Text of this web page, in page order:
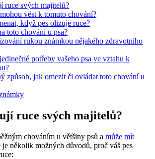
ruce svých majitelů?
vést k tomuto ⁢chování?
⁣když pes olizuje ruce?
⁣toto chování u​ psa?
rukou ⁤známkou nějakého zdravotního
‍potřeby vašeho psa ve vztahu k
způsob, ​jak omezit ⁣či​ ovládat toto chování u
ruce svých majitelů?
⁣chováním u ⁢většiny psů a⁢ může mít
je několik možných důvodů, proč váš pes